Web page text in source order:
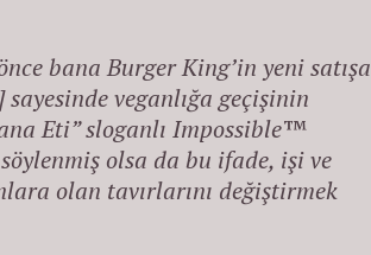
bana Burger King’in yeni satışa
veganlığa geçişinin
Eti” sloganlı Impossible™
olsa da bu ifade, işi ve
olan tavırlarını değiştirmek